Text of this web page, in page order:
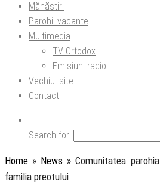
Mănăstiri
Parohii vacante
Multimedia
TV Ortodox
Emisiuni radio
Vechiul site
Contact
Search for:
Home » News »Comunitatea
familia preotului